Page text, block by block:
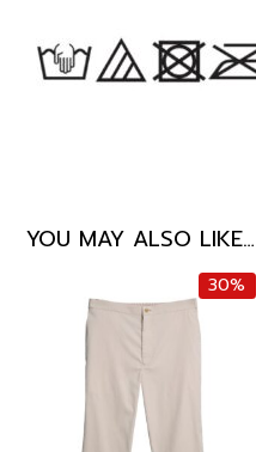
YOU MAY ALSO LIKE…
30%